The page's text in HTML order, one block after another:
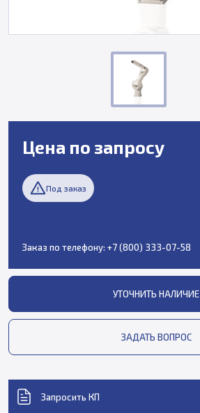
Цена по запросу
Под заказ
Заказ по телефону: +7 (800) 333-07-58
УТОЧНИТЬ НАЛИЧИЕ
ЗАДАТЬ ВОПРОС
Запросить КП